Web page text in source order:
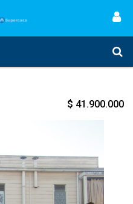
$ 41.900.000